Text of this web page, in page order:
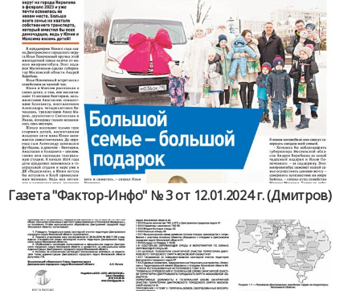
Газета "Фактор-Инфо" № 3 от 12.01.2024 г. (Дмитров)